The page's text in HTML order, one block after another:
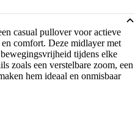
casual pullover voor actieve
comfort. Deze midlayer met
tijdens elke
zoals een verstelbare zoom, een
hem ideaal en onmisbaar